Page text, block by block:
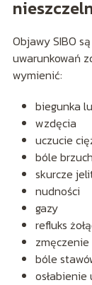
Objawy SIBO
uwarunkowań
wymienić:
biegunka
wzdęcia
uczucie
bóle
skurcze
nudności
gazy
refluks
zmęczenie
bóle
osłabienie